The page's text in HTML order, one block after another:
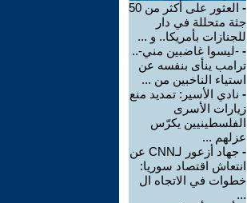
-
العثور على أكثر من 50
جثة متحللة في دار
للجنازات بأمريكا.. و ...
- -ليسوا غاضبين مني-..
ترامب ينأى بنفسه عن
استياء الناخبين من ...
- نادي الأسير: تمديد منع
زيارات الأسرى
الفلسطينيين يكرّس
عزلهم ...
-
جهاد أزعور لـCNN عن
انتعاش اقتصاد سوريا:
خطوات في الاتجاه ال
...